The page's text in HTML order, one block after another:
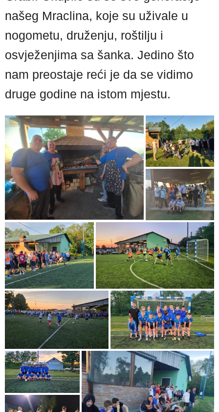
našeg Mraclina, koje su uživale u
nogometu, druženju, roštilju i
osvježenjima sa šanka. Jedino što
nam preostaje reći je da se vidimo
druge godine na istom mjestu.